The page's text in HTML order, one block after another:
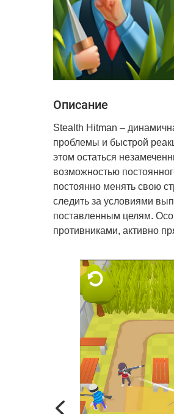
Описание
Stealth Hitman –
проблемы и быстрой
этом остаться
возможностью
постоянно менять свою
следить за условиями
поставленным целям.
противниками, активно
Previous